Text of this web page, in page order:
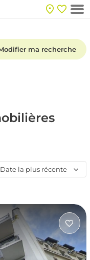
ma recherche
Date la plus récente